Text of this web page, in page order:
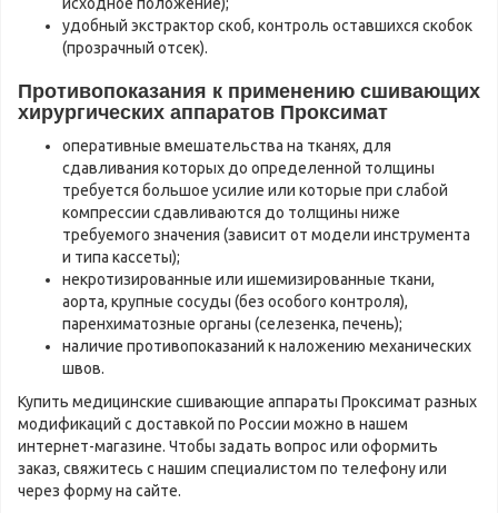
удобный экстрактор скоб, контроль оставшихся скобок
(прозрачный отсек).
Противопоказания к применению сшивающих
хирургических аппаратов Проксимат
оперативные вмешательства на тканях, для
сдавливания которых до определенной толщины
требуется большое усилие или которые при слабой
компрессии сдавливаются до толщины ниже
требуемого значения (зависит от модели инструмента
и типа кассеты);
некротизированные или ишемизированные ткани,
аорта, крупные сосуды (без особого контроля),
паренхиматозные органы (селезенка, печень);
наличие противопоказаний к наложению механических
швов.
Купить медицинские сшивающие аппараты Проксимат разных
модификаций с доставкой по России можно в нашем
интернет-магазине. Чтобы задать вопрос или оформить
заказ, свяжитесь с нашим специалистом по телефону или
через форму на сайте.